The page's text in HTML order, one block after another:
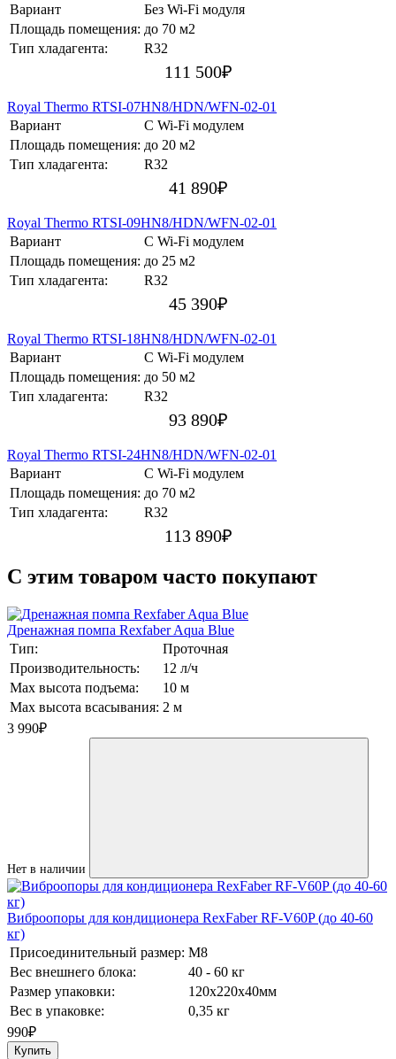
Вариант
Без Wi-Fi модуля
Площадь помещения: до 70 м2
Тип хладагента:
R32
111 500₽
Royal Thermo RTSI-07HN8/HDN/WFN-02-01
Вариант
С Wi-Fi модулем
Площадь помещения: до 20 м2
Тип хладагента:
R32
41 890₽
Royal Thermo RTSI-09HN8/HDN/WFN-02-01
Вариант
С Wi-Fi модулем
Площадь помещения: до 25 м2
Тип хладагента:
R32
45 390₽
Royal Thermo RTSI-18HN8/HDN/WFN-02-01
Вариант
С Wi-Fi модулем
Площадь помещения: до 50 м2
Тип хладагента:
R32
93 890₽
Royal Thermo RTSI-24HN8/HDN/WFN-02-01
Вариант
С Wi-Fi модулем
Площадь помещения: до 70 м2
Тип хладагента:
R32
113 890₽
C этим товаром часто покупают
Дренажная помпа Rexfaber Aqua Blue
Тип:
Проточная
Производительность:
12 л/ч
Max высота подъема:
10 м
Max высота всасывания: 2 м
3 990₽
Нет в наличии
Виброопоры для кондиционера RexFaber RF-V60P (до 40-60
кг)
Присоединительный размер: М8
Вес внешнего блока:
40 - 60 кг
Размер упаковки:
120х220х40мм
Вес в упаковке:
0,35 кг
990₽
Купить